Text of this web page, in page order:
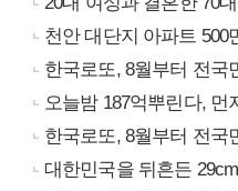
천안 대단지 아파트 500
한국로또, 8월부터 전국
오늘밤 187억뿌린다, 먼
한국로또, 8월부터 전국
대한민국을 뒤흔든